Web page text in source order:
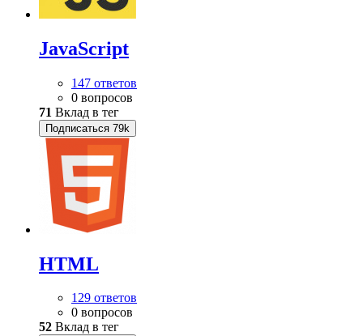
JavaScript
147 ответов
0 вопросов
71 Вклад в тег
Подписаться 79k
HTML
129 ответов
0 вопросов
52 Вклад в тег